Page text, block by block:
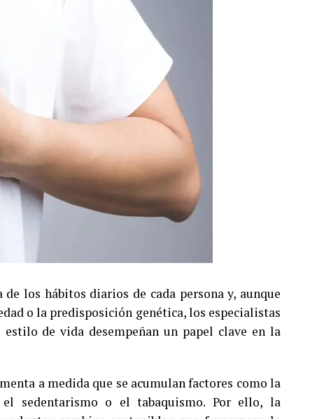
los hábitos diarios de cada persona y, aunque
o la predisposición genética, los especialistas
de vida desempeñan un papel clave en la
a medida que se acumulan factores como la
sedentarismo o el tabaquismo. Por ello, la